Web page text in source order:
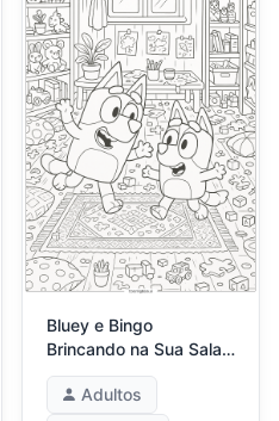
Bluey e Bingo
Brincando na Sua Sala
de Brinquedos
Bagunçada
Adultos